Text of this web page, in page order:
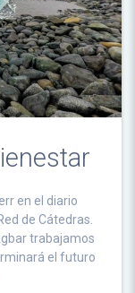
en el diario
de Cátedras.
trabajamos
el futuro